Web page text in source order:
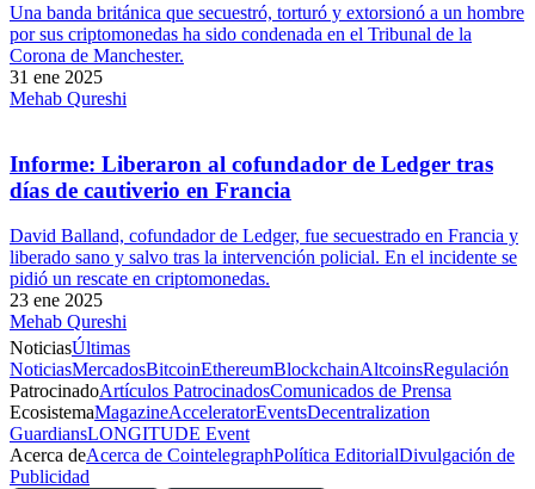
Una banda británica que secuestró, torturó y extorsionó a un hombre
por sus criptomonedas ha sido condenada en el Tribunal de la
Corona de Manchester.
31 ene 2025
Mehab Qureshi
Informe: Liberaron al cofundador de Ledger tras
días de cautiverio en Francia
David Balland, cofundador de Ledger, fue secuestrado en Francia y
liberado sano y salvo tras la intervención policial. En el incidente se
pidió un rescate en criptomonedas.
23 ene 2025
Mehab Qureshi
NoticiasÚltimas
NoticiasMercadosBitcoinEthereumBlockchainAltcoinsRegulación
PatrocinadoArtículos PatrocinadosComunicados de Prensa
EcosistemaMagazineAcceleratorEventsDecentralization
GuardiansLONGITUDE Event
Acerca deAcerca de CointelegraphPolítica EditorialDivulgación de
Publicidad